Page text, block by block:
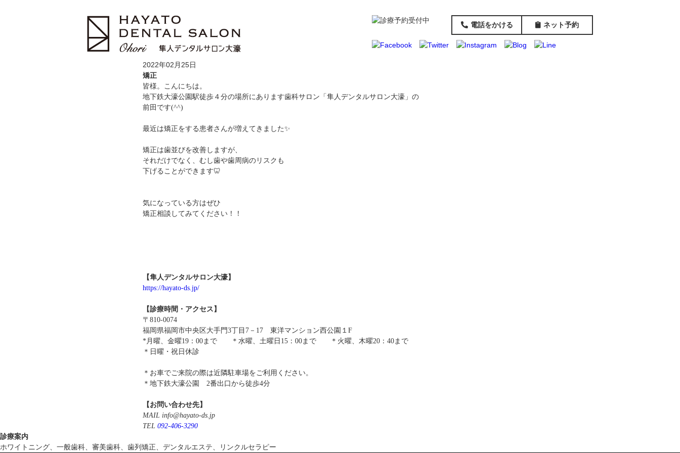
電話をかける ネット予約
2022年02月25日
矯正
皆様。こんにちは。
地下鉄大濠公園駅徒歩４分の場所にあります歯科サロン「隼人デンタルサロン大濠」の
前田です(^^)
最近は矯正をする患者さんが増えてきました✨
矯正は歯並びを改善しますが、
それだけでなく、むし歯や歯周病のリスクも
下げることができます🦷
気になっている方はぜひ
矯正相談してみてください！！
【隼人デンタルサロン大濠】
https://hayato-ds.jp/
【診療時間・アクセス】
〒810-0074
福岡県福岡市中央区大手門3丁目7－17 東洋マンション西公園１F
*月曜、金曜19：00まで ＊水曜、土曜日15：00まで ＊火曜、木曜20：40まで
＊日曜・祝日休診
＊お車でご来院の際は近隣駐車場をご利用ください。
＊地下鉄大濠公園 2番出口から徒歩4分
【お問い合わせ先】
MAIL info@hayato-ds.jp
TEL 092-406-3290
診療案内
ホワイトニング、一般歯科、審美歯科、歯列矯正、デンタルエステ、リンクルセラピー